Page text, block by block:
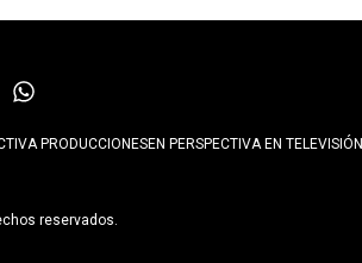
PRODUCCIONESEN PERSPECTIVA EN TELEVISIÓN
reservados.